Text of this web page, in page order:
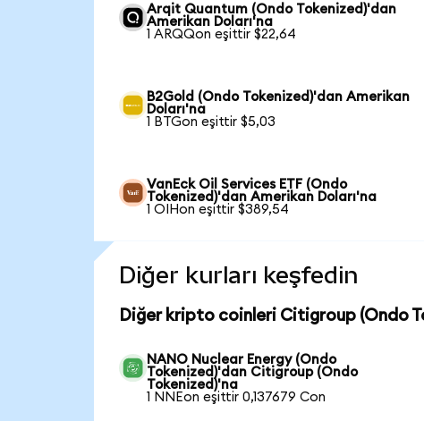
Arqit Quantum (Ondo Tokenized)'dan
Amerikan Doları'na
1 ARQQon eşittir $22,64
B2Gold (Ondo Tokenized)'dan Amerikan
Doları'na
1 BTGon eşittir $5,03
VanEck Oil Services ETF (Ondo
Tokenized)'dan Amerikan Doları'na
1 OIHon eşittir $389,54
Diğer kurları keşfedin
Diğer kripto coinleri Citigroup (Ondo
NANO Nuclear Energy (Ondo
Tokenized)'dan Citigroup (Ondo
Tokenized)'na
1 NNEon eşittir 0,137679 Con